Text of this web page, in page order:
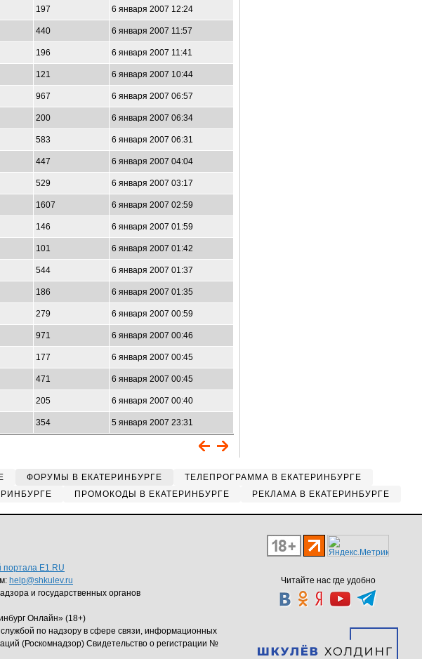
197 6 января 2007 12:24
440 6 января 2007 11:57
196 6 января 2007 11:41
121 6 января 2007 10:44
967 6 января 2007 06:57
200 6 января 2007 06:34
583 6 января 2007 06:31
447 6 января 2007 04:04
529 6 января 2007 03:17
1607 6 января 2007 02:59
146 6 января 2007 01:59
101 6 января 2007 01:42
544 6 января 2007 01:37
186 6 января 2007 01:35
279 6 января 2007 00:59
971 6 января 2007 00:46
177 6 января 2007 00:45
471 6 января 2007 00:45
205 6 января 2007 00:40
354 5 января 2007 23:31
ФОРУМЫ В ЕКАТЕРИНБУРГЕ
ТЕЛЕПРОГРАММА В ЕКАТЕРИНБУРГЕ
ПРОМОКОДЫ В ЕКАТЕРИНБУРГЕ РЕКЛАМА В ЕКАТЕРИНБУРГЕ
Читайте нас где удобно
портала E1.RU
help@shkulev.ru
и государственных органов
Онлайн» (18+)
по надзору в сфере связи, информационных
(Роскомнадзор) Свидетельство о регистрации №